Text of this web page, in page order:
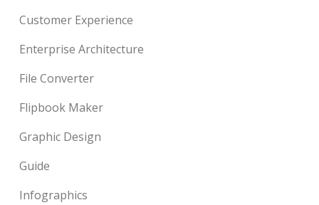
Customer Experience
Enterprise Architecture
File Converter
Flipbook Maker
Graphic Design
Guide
Infographics